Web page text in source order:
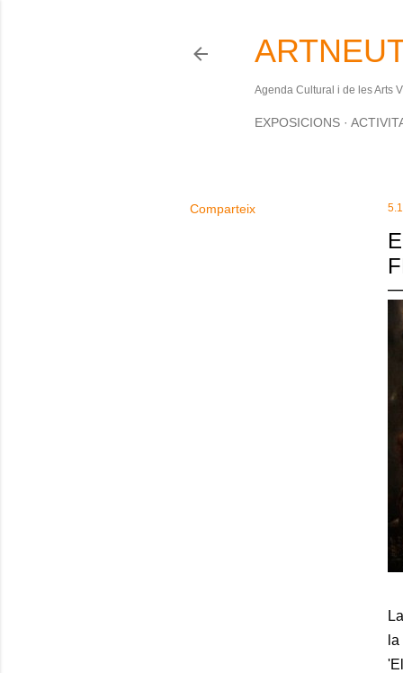
Agenda Cultural i de les Arts
EXPOSICIONS
Comparteix
La